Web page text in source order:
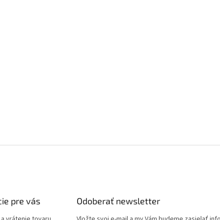
pre vás Odoberať newsletter